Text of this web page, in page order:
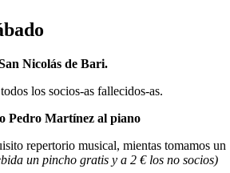
Nicolás de Bari.
los socios-as fallecidos-as.
Pedro Martínez al piano
repertorio musical, mientas tomamos un
un pincho gratis y a 2 € los no socios)